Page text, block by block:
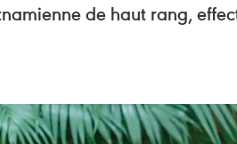
de haut rang,